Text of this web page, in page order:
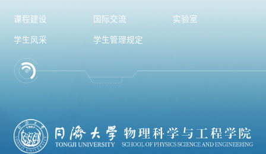
课程建设 国际交流 实验室
学生风采 学生管理规定